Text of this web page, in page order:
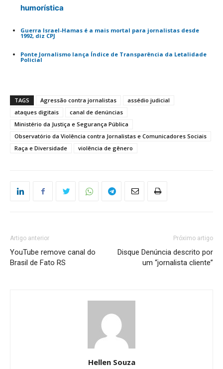
humorística
Guerra Israel-Hamas é a mais mortal para jornalistas desde
1992, diz CPJ
Ponte Jornalismo lança Índice de Transparência da Letalidade
Policial
TAGS Agressão contra jornalistas
assédio judicial
ataques digitais
canal de denúncias
Ministério da Justiça e Segurança Pública
Observatório da Violência contra Jornalistas e Comunicadores Sociais
Raça e Diversidade
violência de gênero
Artigo anterior
YouTube remove canal do
Brasil de Fato RS
Próximo artigo
Disque Denúncia descrito por
um “jornalista cliente”
Hellen Souza